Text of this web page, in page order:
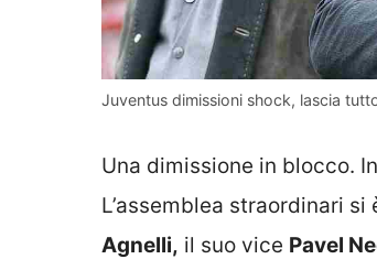
Juventus dimissioni shock, lascia
Una dimissione in blocco.
L’assemblea straordinari si
Agnelli, il suo vice Pavel